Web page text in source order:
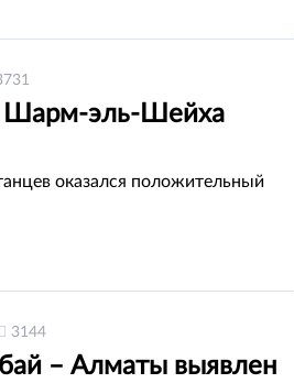
Шарм-эль-Шейха
оказался положительный
3144
– Алматы выявлен